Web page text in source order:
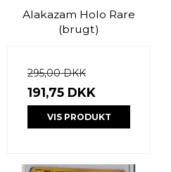
Alakazam Holo Rare
(brugt)
295,00 DKK
191,75 DKK
VIS PRODUKT